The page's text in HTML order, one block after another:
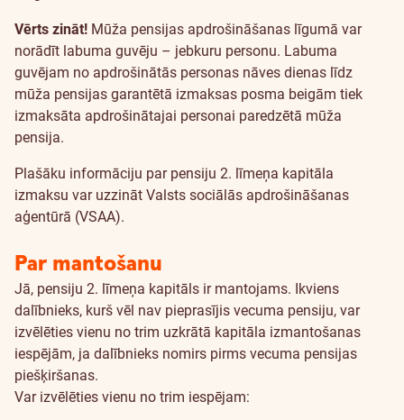
Vērts zināt! Mūža pensijas apdrošināšanas līgumā var
norādīt labuma guvēju – jebkuru personu. Labuma
guvējam no apdrošinātās personas nāves dienas līdz
mūža pensijas garantētā izmaksas posma beigām tiek
izmaksāta apdrošinātajai personai paredzētā mūža
pensija.
Plašāku informāciju par pensiju 2. līmeņa kapitāla
izmaksu var uzzināt Valsts sociālās apdrošināšanas
aģentūrā (VSAA).
Par mantošanu
Jā, pensiju 2. līmeņa kapitāls ir mantojams. Ikviens
dalībnieks, kurš vēl nav pieprasījis vecuma pensiju, var
izvēlēties vienu no trim uzkrātā kapitāla izmantošanas
iespējām, ja dalībnieks nomirs pirms vecuma pensijas
piešķiršanas.
Var izvēlēties vienu no trim iespējam: